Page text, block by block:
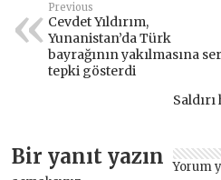
Previous
Cevdet Yıldırım,
Yunanistan’da Türk
bayrağının yakılmasına
tepki gösterdi
Bir yanıt yazın Yorum